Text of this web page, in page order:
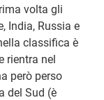
volta gli
India, Russia e
classifica è
rientra nel
però perso
del Sud (è